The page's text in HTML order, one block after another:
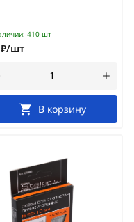
410 шт
₽/шт
В корзину